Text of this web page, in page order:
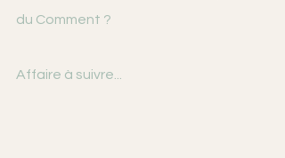
du Comment ?
Affaire à suivre...